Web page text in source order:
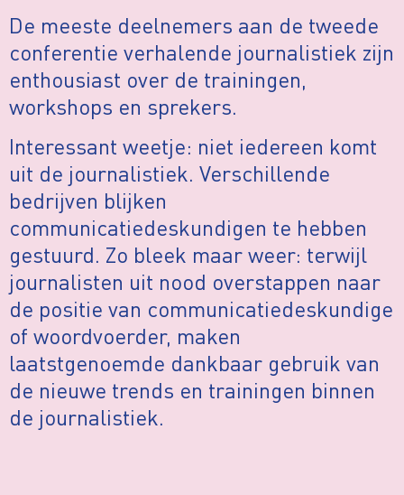
De meeste deelnemers aan de tweede
conferentie verhalende journalistiek zijn
enthousiast over de trainingen,
workshops en sprekers.
Interessant weetje: niet iedereen komt
uit de journalistiek. Verschillende
bedrijven blijken
communicatiedeskundigen te hebben
gestuurd. Zo bleek maar weer: terwijl
journalisten uit nood overstappen naar
de positie van communicatiedeskundige
of woordvoerder, maken
laatstgenoemde dankbaar gebruik van
de nieuwe trends en trainingen binnen
de journalistiek.